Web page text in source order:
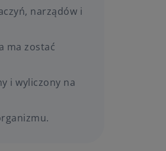
narządów i
ma zostać
i wyliczony na